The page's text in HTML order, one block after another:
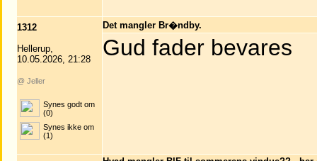
1312
Hellerup,
10.05.2026, 21:28
@ Jeller
Synes godt om
(0)
Synes ikke om
(1)
Det mangler Br�ndby.
Gud fader bevares